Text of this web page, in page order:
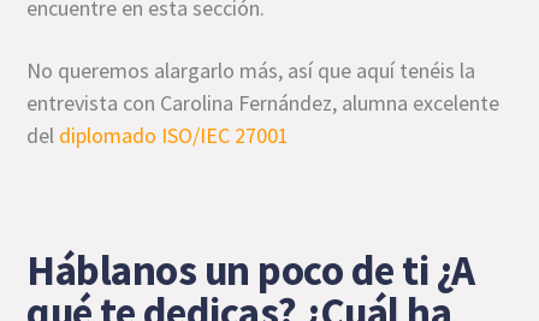
encuentre en esta sección.
No queremos alargarlo más, así que aquí tenéis la
entrevista con Carolina Fernández, alumna excelente
del diplomado ISO/IEC 27001
Háblanos un poco de ti ¿A